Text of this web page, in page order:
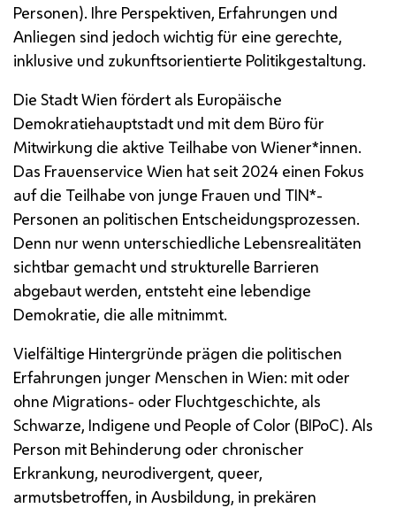
Personen). Ihre Perspektiven, Erfahrungen und
Anliegen sind jedoch wichtig für eine gerechte,
inklusive und zukunftsorientierte Politikgestaltung.
Die Stadt Wien fördert als Europäische
Demokratiehauptstadt und mit dem Büro für
Mitwirkung die aktive Teilhabe von Wiener*innen.
Das Frauenservice Wien hat seit 2024 einen Fokus
auf die Teilhabe von junge Frauen und TIN*-
Personen an politischen Entscheidungsprozessen.
Denn nur wenn unterschiedliche Lebensrealitäten
sichtbar gemacht und strukturelle Barrieren
abgebaut werden, entsteht eine lebendige
Demokratie, die alle mitnimmt.
Vielfältige Hintergründe prägen die politischen
Erfahrungen junger Menschen in Wien: mit oder
ohne Migrations- oder Fluchtgeschichte, als
Schwarze, Indigene und People of Color (BIPoC). Als
Person mit Behinderung oder chronischer
Erkrankung, neurodivergent, queer,
armutsbetroffen, in Ausbildung, in prekären